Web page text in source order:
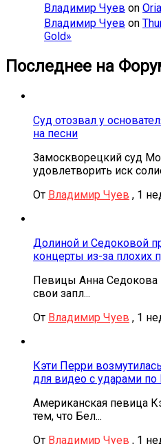
Владимир Чуев on
Владимир Чуев on
Gold»
Последнее на
Суд отозвал у
на песни
Замоскворецкий суд
удовлетворить иск
От Владимир Чуев , 1
Долиной и Седоковой
концерты из-за плохих
Певицы Анна Седокова
свои запл...
От Владимир Чуев , 1
Кэти Перри
для видео с ударами по
Американская певица
тем, что Бел...
От Владимир Чуев , 1